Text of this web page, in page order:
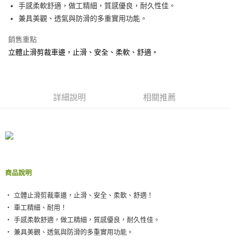
上海商業儲蓄銀行
台北富邦商業銀行
國泰世華商業銀行
兆豐國際商業銀行
匯豐（台灣）商業銀行
聯邦商業銀行
遠東國際商業銀行
台灣樂天信用卡公司
Apple Pay
悠遊付
１．簡單：不需註冊會員、不需綁卡、不需儲值。
【「AFTEE先享後付」結帳流程】
２．訂單成立數日內，您將收到繳費通知簡訊。
３．收到繳費通知簡訊後14天內，點擊此簡訊中的連結，可透過四大超商／
ATM／網路銀行／等多元方式進行付款，方視為交易完成。
購買商品的店家。未經商家同意取消之訂單仍視為有效，需透過AFTEE先享
運送方式
每筆NT$100，滿NT$1,200(含以上)免運費
每筆NT$300
付款後門市自取
免運費
手感柔軟舒適，做工精細，質感優良，耐久性佳。
兼具美觀、透氣與防滑的多重實用功能。
銷售重點
立體止滑剪裁車邊，止滑、安全、柔軟、舒適。
詳細說明 相關推薦
商品說明
‧ 立體止滑剪裁車邊，止滑、安全、柔軟、舒適！
‧ 車工精細、耐用！
‧ 手感柔軟舒適，做工精細，質感優良，耐久性佳。
‧ 兼具美觀、透氣與防滑的多重實用功能。